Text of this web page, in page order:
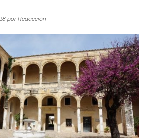
porRedacción